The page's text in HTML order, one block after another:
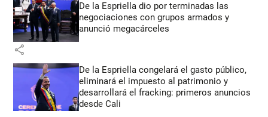
De la Espriella dio por terminadas las
negociaciones con grupos armados y
anunció megacárceles
share
De la Espriella congelará el gasto público,
eliminará el impuesto al patrimonio y
desarrollará el fracking: primeros anuncios
desde Cali